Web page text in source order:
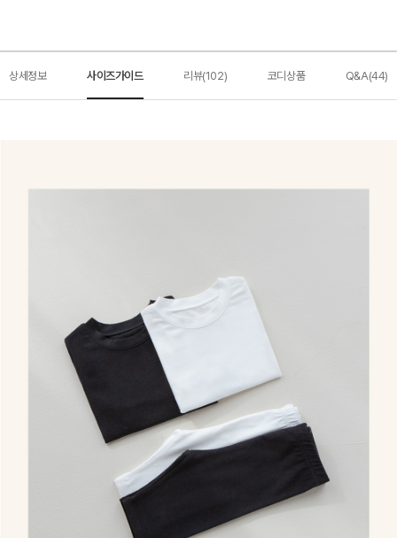
상세정보 사이즈가이드 리뷰(102) 코디상품 Q&A(44)